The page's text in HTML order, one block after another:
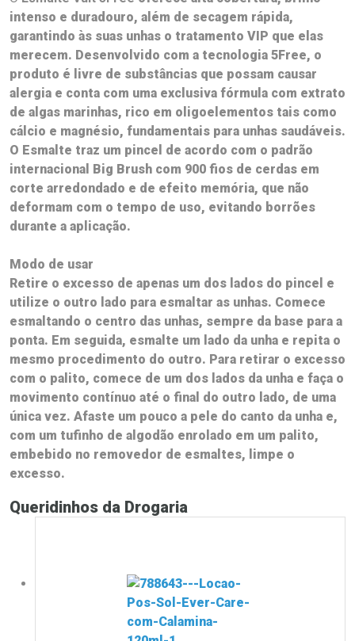
intenso e duradouro, além de secagem rápida,
garantindo às suas unhas o tratamento VIP que elas
merecem. Desenvolvido com a tecnologia 5Free, o
produto é livre de substâncias que possam causar
alergia e conta com uma exclusiva fórmula com extrato
de algas marinhas, rico em oligoelementos tais como
cálcio e magnésio, fundamentais para unhas saudáveis.
O Esmalte traz um pincel de acordo com o padrão
internacional Big Brush com 900 fios de cerdas em
corte arredondado e de efeito memória, que não
deformam com o tempo de uso, evitando borrões
durante a aplicação.
Modo de usar
Retire o excesso de apenas um dos lados do pincel e
utilize o outro lado para esmaltar as unhas. Comece
esmaltando o centro das unhas, sempre da base para a
ponta. Em seguida, esmalte um lado da unha e repita o
mesmo procedimento do outro. Para retirar o excesso
com o palito, comece de um dos lados da unha e faça o
movimento contínuo até o final do outro lado, de uma
única vez. Afaste um pouco a pele do canto da unha e,
com um tufinho de algodão enrolado em um palito,
embebido no removedor de esmaltes, limpe o
excesso.
Queridinhos da Drogaria